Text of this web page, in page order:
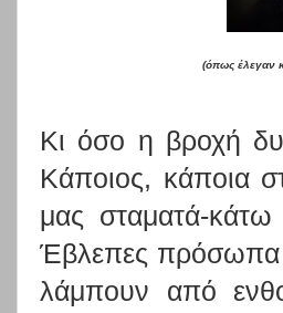
(όπως έλεγαν
Κι όσο η βροχή
Κάποιος, κάποια
μας σταματά-
Έβλεπες πρόσωπα
λάμπουν από